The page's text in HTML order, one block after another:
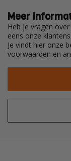
Meer
Heb je vragen
eens onze
Je vindt hier onze
voorwaarden en